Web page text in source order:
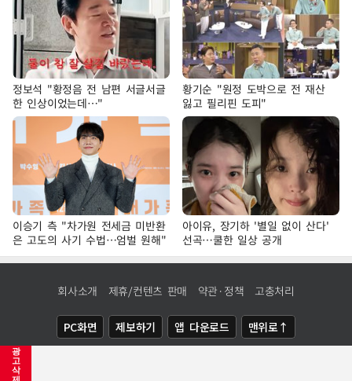
광
고
삭
정보석 "황정음 전 남편 서글서글
한 인상이었는데…"
황기순 "원정 도박으로 전 재산
잃고 필리핀 도피"
이승기 측 "차가원 전세금 미반환
은 고도의 사기 수법…엄벌 원해"
아이유, 장기하 '별일 없이 산다'
선곡…쿨한 일상 공개
회사소개 제휴/컨텐츠 판매 약관·정책 고충처리
PC화면 제보하기 앱 다운로드 맨위로↑